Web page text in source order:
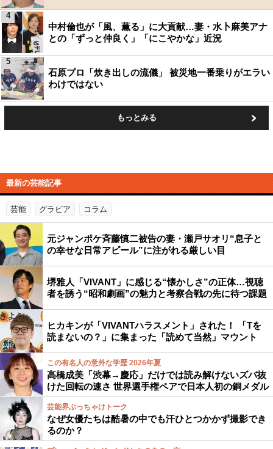
中村倫也が「風、薫る」に大貢献…妻・水卜麻美アナ
との「ずっと仲良く」「にこやかな」近況
4
石原プロ「炊き出しの流儀」 被災地一番乗りがエラい
わけではない
5
もっとみる
最新の芸能記事
芸能 グラビア コラム
元ジャンポケ斉藤慎二被告の妻・瀬戸サオリ“息子と
の幸せな日常アピール”に注がれる厳しい目
堺雅人「VIVANT」に感じる“懐かしさ”の正体…視聴
者を誘う“昭和劇画”の魅力と考察合戦の先に待つ課題
ヒカキンが「VIVANTハラスメント」された！ 「Tを
読まないの？」に集まった「読めて当然」マウント
この有名人の意外な学歴 2026年夏
高橋成美「渋幕→慶応」だけでは読み解けないズバ抜
けた回転の速さ 世界選手権ペアで日本人初の銅メダル
芸能界ぶっちゃけトーク
なぜ女優たちは酷暑の中でも汗ひとつかかず撮影でき
るのか？